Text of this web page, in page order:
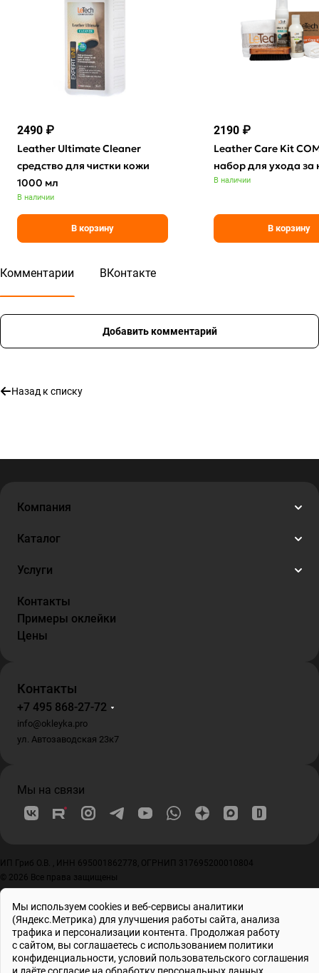
2490 ₽
Leather Ultimate Cleaner
средство для чистки кожи
1000 мл
В наличии
В корзину
2190 ₽
Leather Care Kit
набор для ухода за
В наличии
В корзину
Комментарии ВКонтакте
Добавить комментарий
Назад к списку
Компания
Каталог
Услуги
Контакты
Примеры оклейки
Цены
Контакты
+7 495 868-27-72
info@okleyka.pro
ул. Автозаводская 23к7
Мы на связи
ИП Гриб О.В. , ИНН 695001862778, ОГРНИП 317695200010804
© 2026 Все права защищены
Мы используем cookies и веб-сервисы аналитики
(Яндекс.Метрика) для улучшения работы сайта, анализа
трафика и персонализации контента. Продолжая работу
с сайтом, вы соглашаетесь с использованием политики
конфиденциальности, условий пользовательского соглашения